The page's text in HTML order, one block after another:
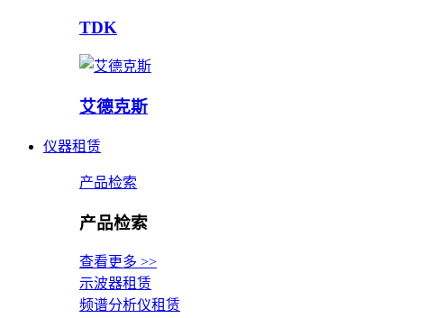
TDK
艾德克斯
仪器租赁
产品检索
产品检索
查看更多 >>
示波器租赁
频谱分析仪租赁